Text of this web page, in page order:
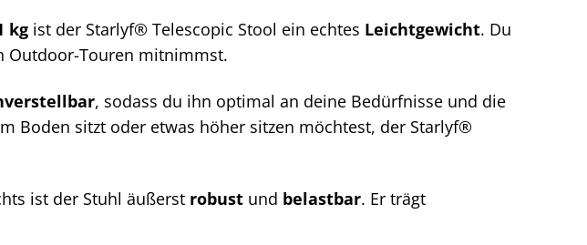
kg ist der Starlyf® Telescopic Stool ein echtes Leichtgewicht. Du
Outdoor-Touren mitnimmst.
, sodass du ihn optimal an deine Bedürfnisse und die
Boden sitzt oder etwas höher sitzen möchtest, der Starlyf®
ist der Stuhl äußerst robust und belastbar. Er trägt